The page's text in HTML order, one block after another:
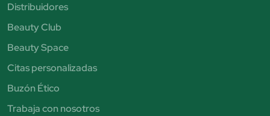
Distribuidores
Beauty Club
Beauty Space
Citas personalizadas
Buzón Ético
Trabaja con nosotros